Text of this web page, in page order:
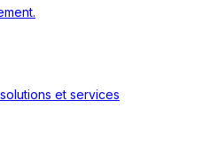
et services